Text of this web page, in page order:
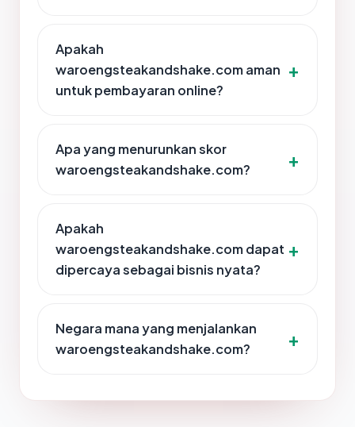
Apakah
waroengsteakandshake.com aman
untuk pembayaran online?
Apa yang menurunkan skor
waroengsteakandshake.com?
Apakah
waroengsteakandshake.com dapat
dipercaya sebagai bisnis nyata?
Negara mana yang menjalankan
waroengsteakandshake.com?